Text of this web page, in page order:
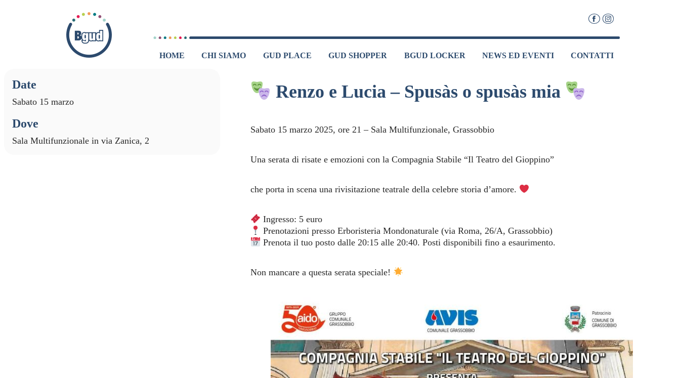
HOME CHI SIAMO GUD PLACE GUD SHOPPER BGUD LOCKER NEWS ED EVENTI CONTATTI
Date
Sabato 15 marzo
Dove
Sala Multifunzionale in via Zanica, 2
Renzo e Lucia – Spusàs o spusàs mia
Sabato 15 marzo 2025, ore 21 – Sala Multifunzionale, Grassobbio
Una serata di risate e emozioni con la Compagnia Stabile “Il Teatro del Gioppino”
che porta in scena una rivisitazione teatrale della celebre storia d’amore.
Ingresso: 5 euro
Prenotazioni presso Erboristeria Mondonaturale (via Roma, 26/A, Grassobbio)
Prenota il tuo posto dalle 20:15 alle 20:40. Posti disponibili fino a esaurimento.
Non mancare a questa serata speciale!